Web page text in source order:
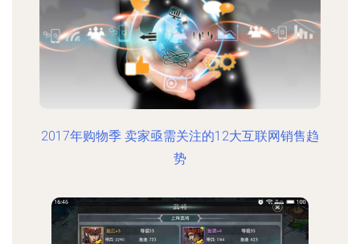
2017年购物季 卖家亟需关注的12大互联网销售趋
势